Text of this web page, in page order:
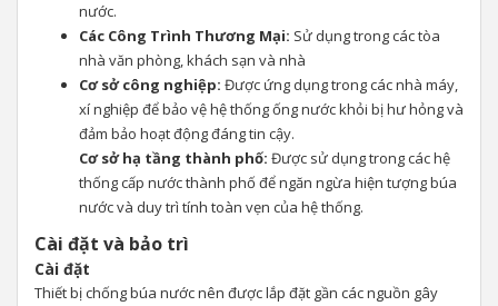
nước.
Các Công Trình Thương Mại: Sử dụng trong các tòa
nhà văn phòng, khách sạn và nhà
Cơ sở công nghiệp: Được ứng dụng trong các nhà máy,
xí nghiệp để bảo vệ hệ thống ống nước khỏi bị hư hỏng và
đảm bảo hoạt động đáng tin cậy.
Cơ sở hạ tầng thành phố: Được sử dụng trong các hệ
thống cấp nước thành phố để ngăn ngừa hiện tượng búa
nước và duy trì tính toàn vẹn của hệ thống.
Cài đặt và bảo trì
Cài đặt
Thiết bị chống búa nước nên được lắp đặt gần các nguồn gây